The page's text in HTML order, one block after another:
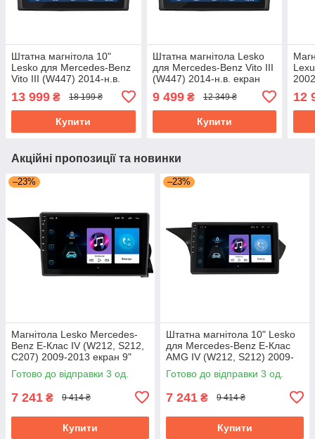
Штатна магнітола 10"
Lesko для Mercedes-Benz
Vito III (W447) 2014-н.в.
6/128Gb 4G Wi-Fi GPS Top
Віто
13 999 ₴ 18 199 ₴
Купити
Штатна магнітола Lesko
для Mercedes-Benz Vito III
(W447) 2014-н.в. екран
10" 2/32Gb/ 4G/ Wi-Fi Top
GPS
9 499₴ 12 349 ₴
Купити
12
Акційні пропозиції та новинки
–23%
Магнітола Lesko Mercedes-
Benz E-Клас IV (W212, S212,
C207) 2009-2013 екран 9"
1/16Gb Wi-Fi GPS Base
Готово до відправки 3 од.
7 241 ₴ 9 414 ₴
Купити
–23%
Штатна магнітола 10" Lesko
для Mercedes-Benz E-Клас
AMG IV (W212, S212) 2009-
2013 1/16Gb Wi-Fi GPS Base
Готово до відправки 3 од.
7 241 ₴ 9 414 ₴
Купити